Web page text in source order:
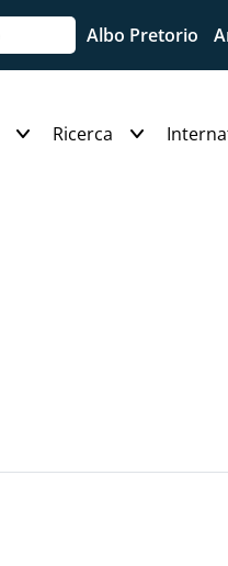
Albo Pretorio
Ricerca